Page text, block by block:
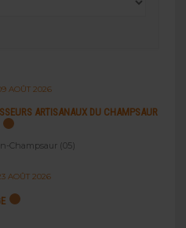
AOÛT 2026
ARTISANAUX DU CHAMPSAUR
Champsaur (05)
AOÛT 2026